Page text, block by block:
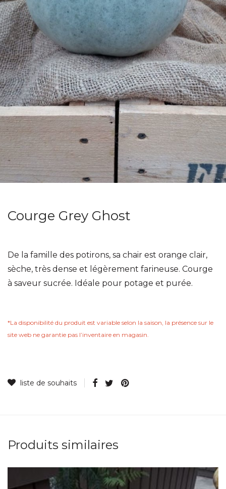
Courge Grey Ghost
De la famille des potirons, sa chair est orange clair,
sèche, très dense et légèrement farineuse. Courge
à saveur sucrée. Idéale pour potage et purée.
*La disponibilité du produit est variable selon la saison, la présence sur le
site web ne garantie pas lʼinventaire en magasin.
Produits similaires